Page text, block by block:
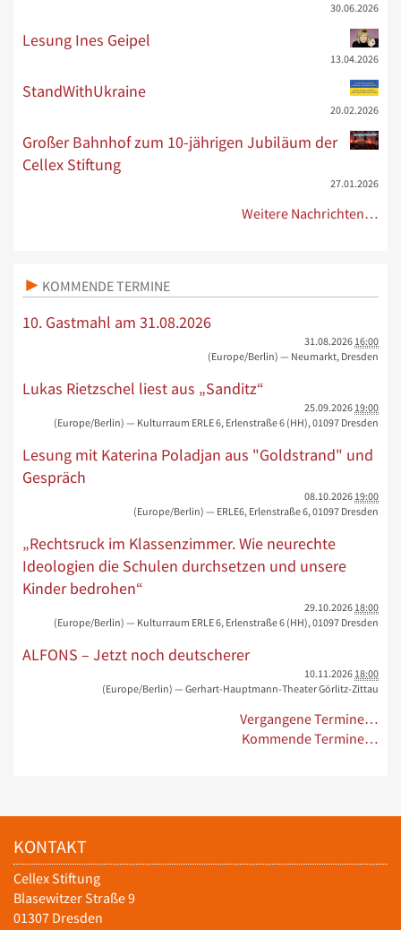
30.06.2026
Lesung Ines Geipel
13.04.2026
StandWithUkraine
20.02.2026
Großer Bahnhof zum 10-jährigen Jubiläum der
Cellex Stiftung
27.01.2026
Weitere Nachrichten…
KOMMENDE TERMINE
10. Gastmahl am 31.08.2026
31.08.2026 16:00
(Europe/Berlin) — Neumarkt, Dresden
Lukas Rietzschel liest aus „Sanditz“
25.09.2026 19:00
(Europe/Berlin) — Kulturraum ERLE 6, Erlenstraße 6 (HH), 01097 Dresden
Lesung mit Katerina Poladjan aus "Goldstrand" und
Gespräch
08.10.2026 19:00
(Europe/Berlin) — ERLE6, Erlenstraße 6, 01097 Dresden
„Rechtsruck im Klassenzimmer. Wie neurechte
Ideologien die Schulen durchsetzen und unsere
Kinder bedrohen“
29.10.2026 18:00
(Europe/Berlin) — Kulturraum ERLE 6, Erlenstraße 6 (HH), 01097 Dresden
ALFONS – Jetzt noch deutscherer
10.11.2026 18:00
(Europe/Berlin) — Gerhart-Hauptmann-Theater Görlitz-Zittau
Vergangene Termine…
Kommende Termine…
KONTAKT
Cellex Stiftung
Blasewitzer Straße 9
01307 Dresden